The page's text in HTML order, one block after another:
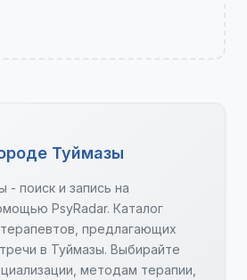
Туймазы
- поиск и запись на
PsyRadar. Каталог
предлагающих
в Туймазы. Выбирайте
методам терапии,